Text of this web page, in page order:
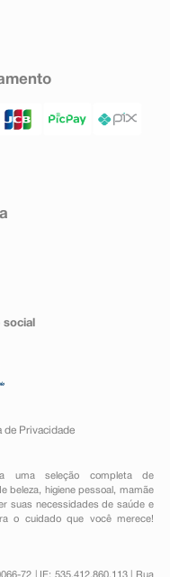
social
de Privacidade
uma seleção completa de
beleza, higiene pessoal ,mamãe
suas necessidades de saúde e
o cuidado que você merece!
72 | IE: 535.412.860.113 | Rua